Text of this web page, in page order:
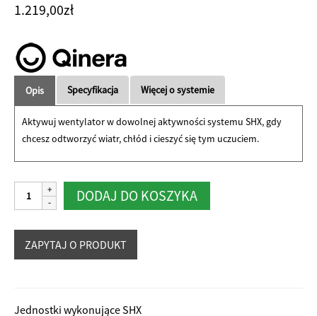
1.219,00zł
Opis Specyfikacja Więcej o systemie
Aktywuj wentylator w dowolnej aktywności systemu SHX, gdy
chcesz odtworzyć wiatr, chłód i cieszyć się tym uczuciem.
ilość
SHX
DODAJ DO KOSZYKA
Jednostki wykonujące SHX